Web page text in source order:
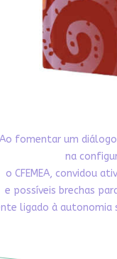
Ao fomentar um diálogo
na
o CFEMEA, convidou
e possíveis brechas
ligado à autonomia